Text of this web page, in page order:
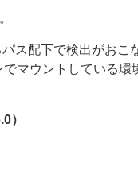
ス配下で検出がお
マウントしている
）